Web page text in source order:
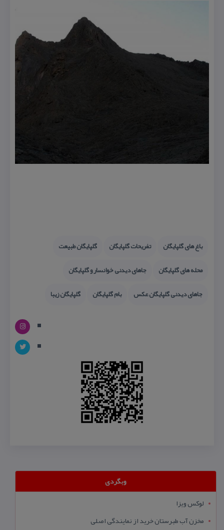
باغ های گلپایگان تفریحات گلپایگان
گلپایگان طبیعت
محله های گلپایگان
جاهای دیدنی خوانسار و گلپایگان
جاهای دیدنی گلپایگان عكس
بام گلپایگان گلپایگان زیبا
وبگردی
لوکس ویزا
مخزن آب طبرستان خرید از نمایندگی اصلی